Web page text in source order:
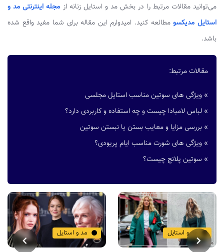
می‌توانید مقالات مرتبط را در بخش مد و استایل زنانه از مجله اینترنتی مد و
استایل مدیکسومطالعه کنید. امیدوارم این مقاله برای شما مفید واقع شده
باشد.
مقالات مرتبط:
» ویژگی های سوتین مناسب استایل مجلسی
» لباس لامبادا چیست و چه استفاده و کاربردی دارد؟
» بررسی مزایا و معایب بستن یا نبستن سوتین
» ویژگی های شورت مناسب ایام پریودی؟
» سوتین پلانج چیست؟
مد و استایل مد و استایل